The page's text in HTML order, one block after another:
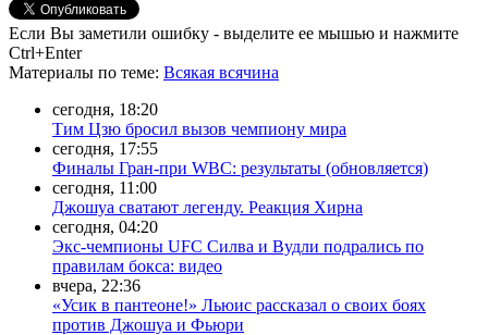
Если Вы заметили ошибку - выделите ее мышью и нажмите
Ctrl+Enter
Материалы по теме: Всякая всячина
сегодня, 18:20
Тим Цзю бросил вызов чемпиону мира
сегодня, 17:55
Финалы Гран-при WBC: результаты (обновляется)
сегодня, 11:00
Джошуа сватают легенду. Реакция Хирна
сегодня, 04:20
Экс-чемпионы UFC Силва и Вудли подрались по
правилам бокса: видео
вчера, 22:36
«Усик в пантеоне!» Льюис рассказал о своих боях
против Джошуа и Фьюри